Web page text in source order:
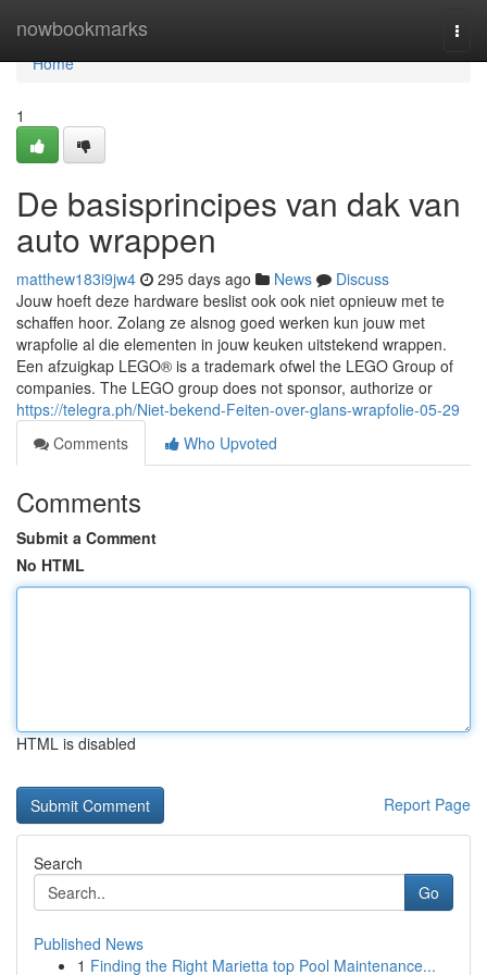
nowbookmarks
Home
Home
1
De basisprincipes van dak van
auto wrappen
matthew183i9jw4 295 days ago News
Discuss
Jouw hoeft deze hardware beslist ook ook niet opnieuw met te
schaffen hoor. Zolang ze alsnog goed werken kun jouw met
wrapfolie al die elementen in jouw keuken uitstekend wrappen.
Een afzuigkap LEGO® is a trademark ofwel the LEGO Group of
companies. The LEGO group does not sponsor, authorize or
https://telegra.ph/Niet-bekend-Feiten-over-glans-wrapfolie-05-29
Comments
Who Upvoted
Comments
Submit a Comment
No HTML
HTML is disabled
Report Page
Search
Go
Published News
1 Finding the Right Marietta top Pool Maintenance...